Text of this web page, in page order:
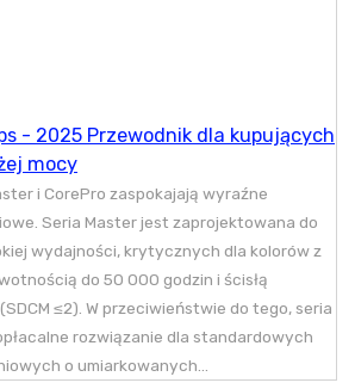
- 2025 Przewodnik dla kupujących
mocy
i CorePro zaspokajają wyraźne
Seria Master jest zaprojektowana do
wydajności, krytycznych dla kolorów z
do 50 000 godzin i ścisłą
≤2). W przeciwieństwie do tego, seria
rozwiązanie dla standardowych
o umiarkowanych...